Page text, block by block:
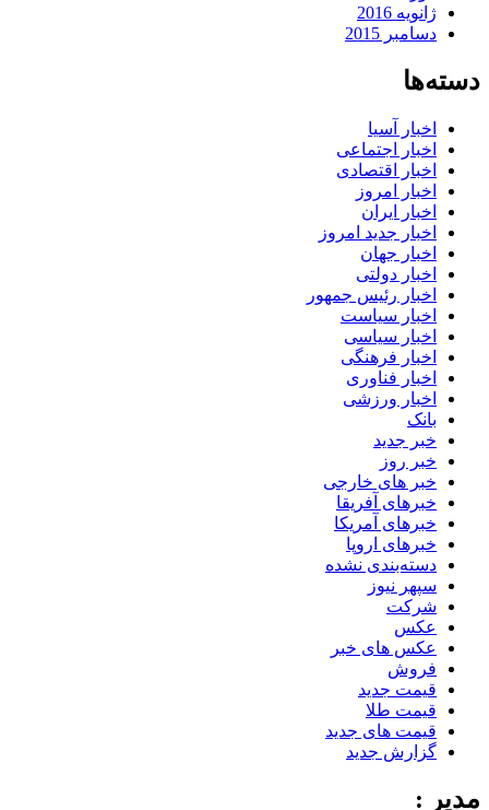
ژانویه 2016
دسامبر 2015
دسته‌ها
اخبار آسیا
اخبار اجتماعی
اخبار اقتصادی
اخبار امروز
اخبار ایران
اخبار جدید امروز
اخبار جهان
اخبار دولتی
اخبار رئیس جمهور
اخبار سیاست
اخبار سیاسی
اخبار فرهنگی
اخبار فناوری
اخبار ورزشی
بانک
خبر جدید
خبر روز
خبر های خارجی
خبرهای آفریقا
خبرهای آمریکا
خبرهای اروپا
دسته‌بندی نشده
سپهر نیوز
شرکت
عکس
عکس های خبر
فروش
قیمت جدید
قیمت طلا
قیمت های جدید
گزارش جدید
مدیر :